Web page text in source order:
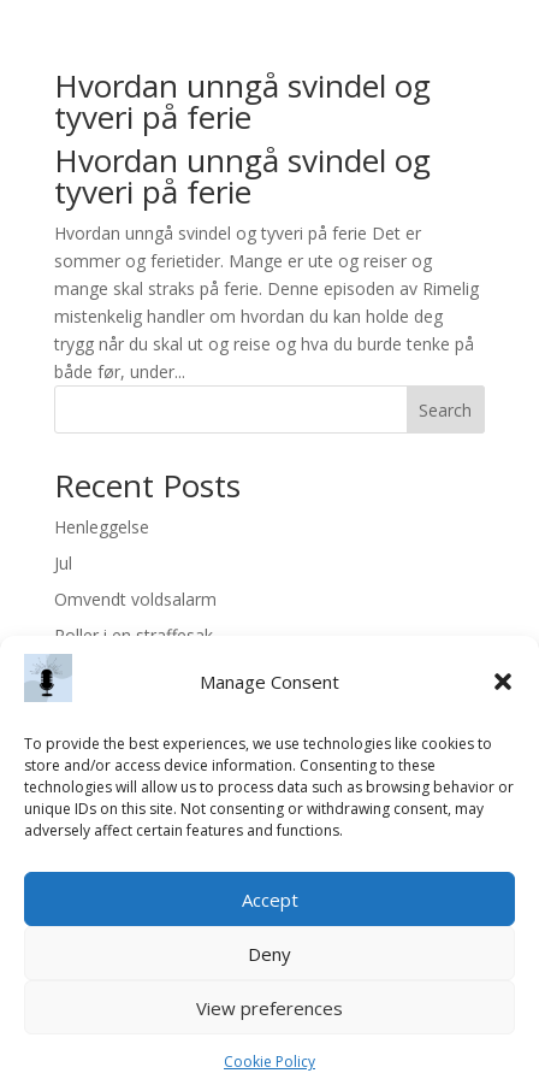
Manage Consent
To provide the best experiences, we use technologies like cookies to
store and/or access device information. Consenting to these
technologies will allow us to process data such as browsing behavior or
unique IDs on this site. Not consenting or withdrawing consent, may
adversely affect certain features and functions.
Accept
Deny
View preferences
Cookie Policy
Hvordan unngå svindel og
tyveri på ferie
Hvordan unngå svindel og
tyveri på ferie
Hvordan unngå svindel og tyveri på ferie Det er
sommer og ferietider. Mange er ute og reiser og
mange skal straks på ferie. Denne episoden av Rimelig
mistenkelig handler om hvordan du kan holde deg
trygg når du skal ut og reise og hva du burde tenke på
både før, under...
Search
Recent Posts
Henleggelse
Jul
Omvendt voldsalarm
Roller i en straffesak
Hvordan anmelde
Recent Comments
No comments to show.